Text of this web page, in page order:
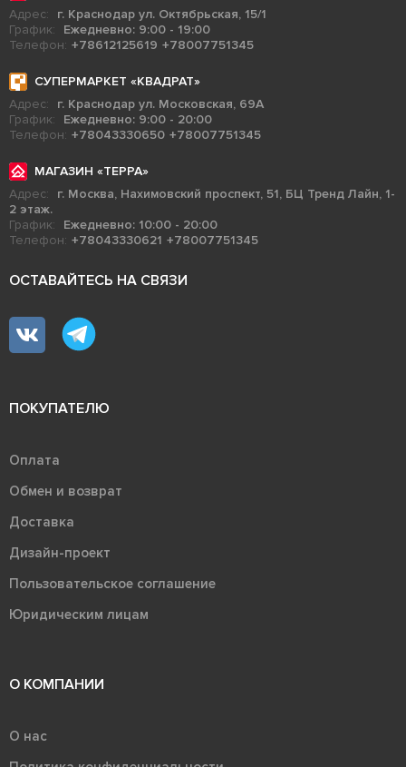
Адрес:
г. Краснодар ул. Октябрьская, 15/1
График:
Ежедневно: 9:00 - 19:00
Телефон: +78612125619 +78007751345
СУПЕРМАРКЕТ «КВАДРАТ»
Адрес:
г. Краснодар ул. Московская, 69А
График:
Ежедневно: 9:00 - 20:00
Телефон: +78043330650 +78007751345
МАГАЗИН «ТЕРРА»
Адрес:
г. Москва, Нахимовский проспект, 51, БЦ Тренд Лайн, 1-
2 этаж.
График:
Ежедневно: 10:00 - 20:00
Телефон: +78043330621 +78007751345
ОСТАВАЙТЕСЬ НА СВЯЗИ
ПОКУПАТЕЛЮ
Оплата
Обмен и возврат
Доставка
Дизайн-проект
Пользовательское соглашение
Юридическим лицам
О КОМПАНИИ
О нас